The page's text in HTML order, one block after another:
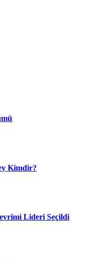
Kimdir?
Lideri Seçildi